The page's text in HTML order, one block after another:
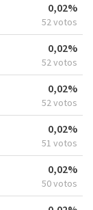
0,02%
52 votos
0,02%
52 votos
0,02%
52 votos
0,02%
51 votos
0,02%
50 votos